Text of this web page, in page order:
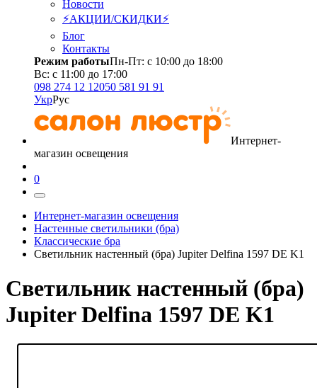
Новости
⚡АКЦИИ/СКИДКИ⚡
Блог
Контакты
Режим работыПн-Пт: с 10:00 до 18:00
Вс: с 11:00 до 17:00
098 274 12 12050 581 91 91
УкрРус
Интернет-
магазин освещения
0
Интернет-магазин освещения
Настенные светильники (бра)
Классические бра
Светильник настенный (бра) Jupiter Delfina 1597 DE K1
Светильник настенный (бра)
Jupiter Delfina 1597 DE K1